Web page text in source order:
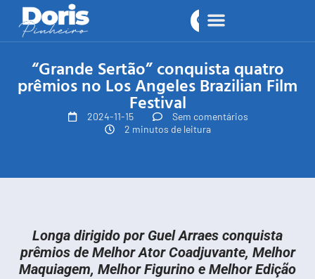
“Grande Sertão” conquista quatro
prêmios no Los Angeles Brazilian Film
Festival
2024-11-15
Sem comentários
2 minutos de leitura
Longa dirigido por Guel Arraes conquista
prêmios de Melhor Ator Coadjuvante, Melhor
Maquiagem, Melhor Figurino e Melhor Edição